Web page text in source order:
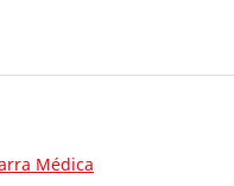
Médica